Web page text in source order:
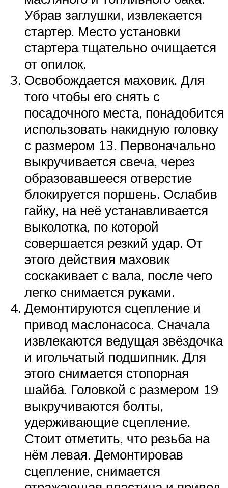
Убрав заглушки, извлекается
стартер. Место установки
стартера тщательно очищается
от опилок.
Освобождается маховик. Для
того чтобы его снять с
посадочного места, понадобится
использовать накидную головку
с размером 13. Первоначально
выкручивается свеча, через
образовавшееся отверстие
блокируется поршень. Ослабив
гайку, на неё устанавливается
выколотка, по которой
совершается резкий удар. От
этого действия маховик
соскакивает с вала, после чего
легко снимается руками.
Демонтируются сцепление и
привод маслонасоса. Сначала
извлекаются ведущая звёздочка
и игольчатый подшипник. Для
этого снимается стопорная
шайба. Головкой с размером 19
выкручиваются болты,
удерживающие сцепление.
Стоит отметить, что резьба на
нём левая. Демонтировав
сцепление, снимается